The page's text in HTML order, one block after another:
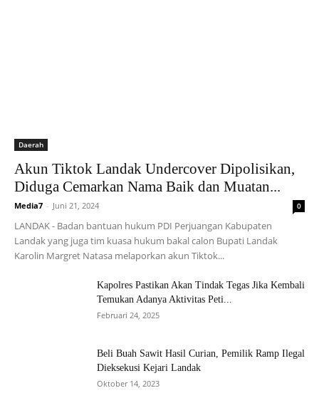
Daerah
Akun Tiktok Landak Undercover Dipolisikan,
Diduga Cemarkan Nama Baik dan Muatan...
Media7 - Juni 21, 2024 0
LANDAK - Badan bantuan hukum PDI Perjuangan Kabupaten
Landak yang juga tim kuasa hukum bakal calon Bupati Landak
Karolin Margret Natasa melaporkan akun Tiktok...
Kapolres Pastikan Akan Tindak Tegas Jika Kembali
Temukan Adanya Aktivitas Peti...
Februari 24, 2025
Beli Buah Sawit Hasil Curian, Pemilik Ramp Ilegal
Dieksekusi Kejari Landak
Oktober 14, 2023